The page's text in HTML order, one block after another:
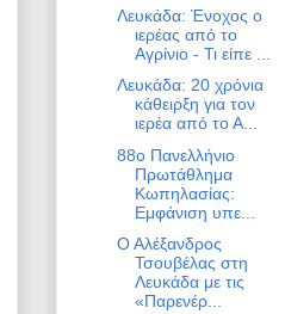
Λευκάδα: Ένοχος ο
ιερέας από το
Αγρίνιο - Τι είπε ...
Λευκάδα: 20 χρόνια
κάθειρξη για τον
ιερέα από το Α...
88ο Πανελλήνιο
Πρωτάθλημα
Κωπηλασίας:
Εμφάνιση υπε...
Ο Αλέξανδρος
Τσουβέλας στη
Λευκάδα με τις
«Παρενέρ...